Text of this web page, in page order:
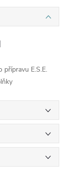
přípravu E.S.E.